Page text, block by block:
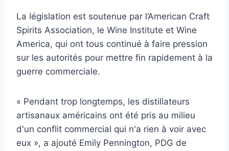
La législation est soutenue par l’American Craft
Spirits Association, le Wine Institute et Wine
America, qui ont tous continué à faire pression
sur les autorités pour mettre fin rapidement à la
guerre commerciale.
« Pendant trop longtemps, les distillateurs
artisanaux américains ont été pris au milieu
d'un conflit commercial qui n'a rien à voir avec
eux », a ajouté Emily Pennington, PDG de